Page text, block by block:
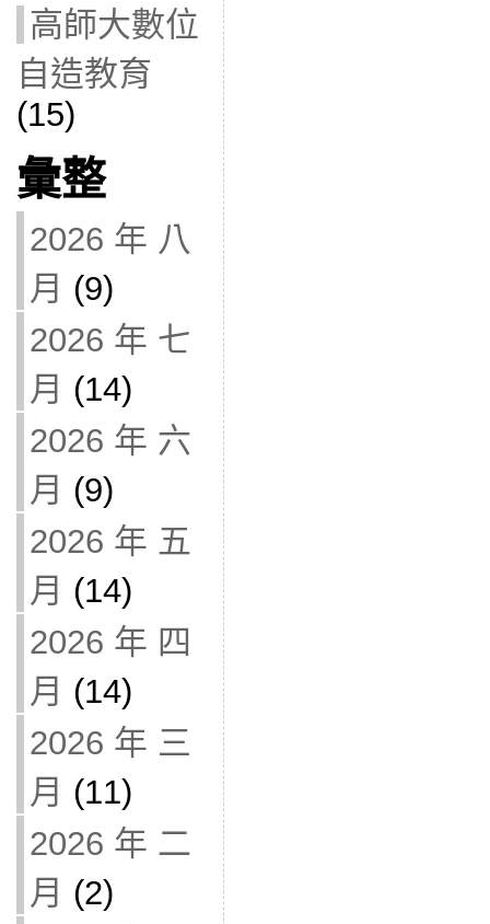
高師大數位
自造教育
(15)
彙整
2026 年 八
月 (9)
2026 年 七
月 (14)
2026 年 六
月 (9)
2026 年 五
月 (14)
2026 年 四
月 (14)
2026 年 三
月 (11)
2026 年 二
月 (2)